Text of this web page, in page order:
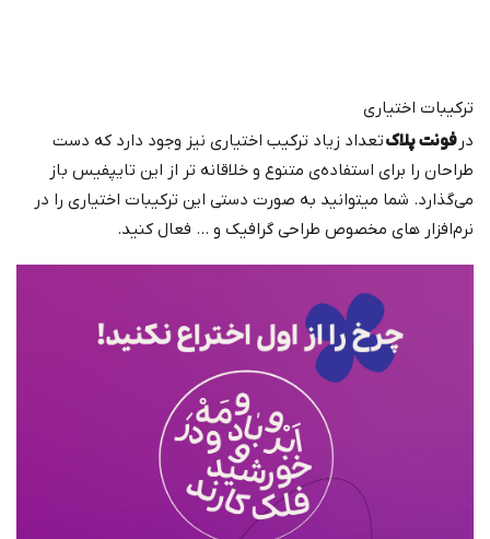
ترکیبات اختیاری
در فونت پلاکتعداد زیاد ترکیب اختیاری نیز وجود دارد که دست
طراحان را برای استفاده‌ی متنوع و خلاقانه تر از این تایپفیس باز
می‌گذارد. شما میتوانید به صورت دستی این ترکیبات اختیاری را در
نرم‌افزار های مخصوص طراحی گرافیک و … فعال کنید.